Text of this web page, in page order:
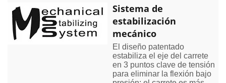
Sistema de
estabilización
mecánico
El diseño patentado
estabiliza el eje del carrete
en 3 puntos clave de tensión
para eliminar la flexión bajo